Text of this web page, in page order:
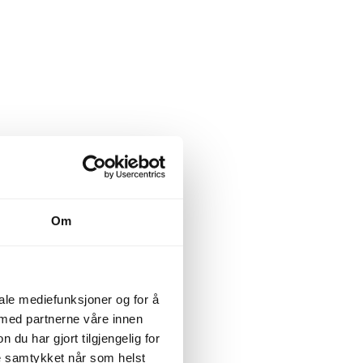
Om
mediefunksjoner og for å
partnerne våre innen
du har gjort tilgjengelig for
samtykket når som helst